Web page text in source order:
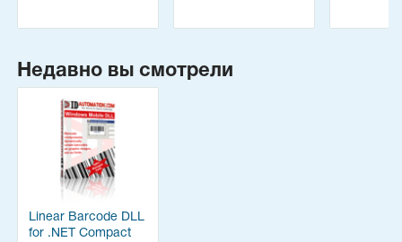
Недавно вы смотрели
Linear Barcode DLL
for .NET Compact